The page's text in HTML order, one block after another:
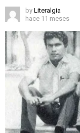
by Literalgia
hace 11 meses